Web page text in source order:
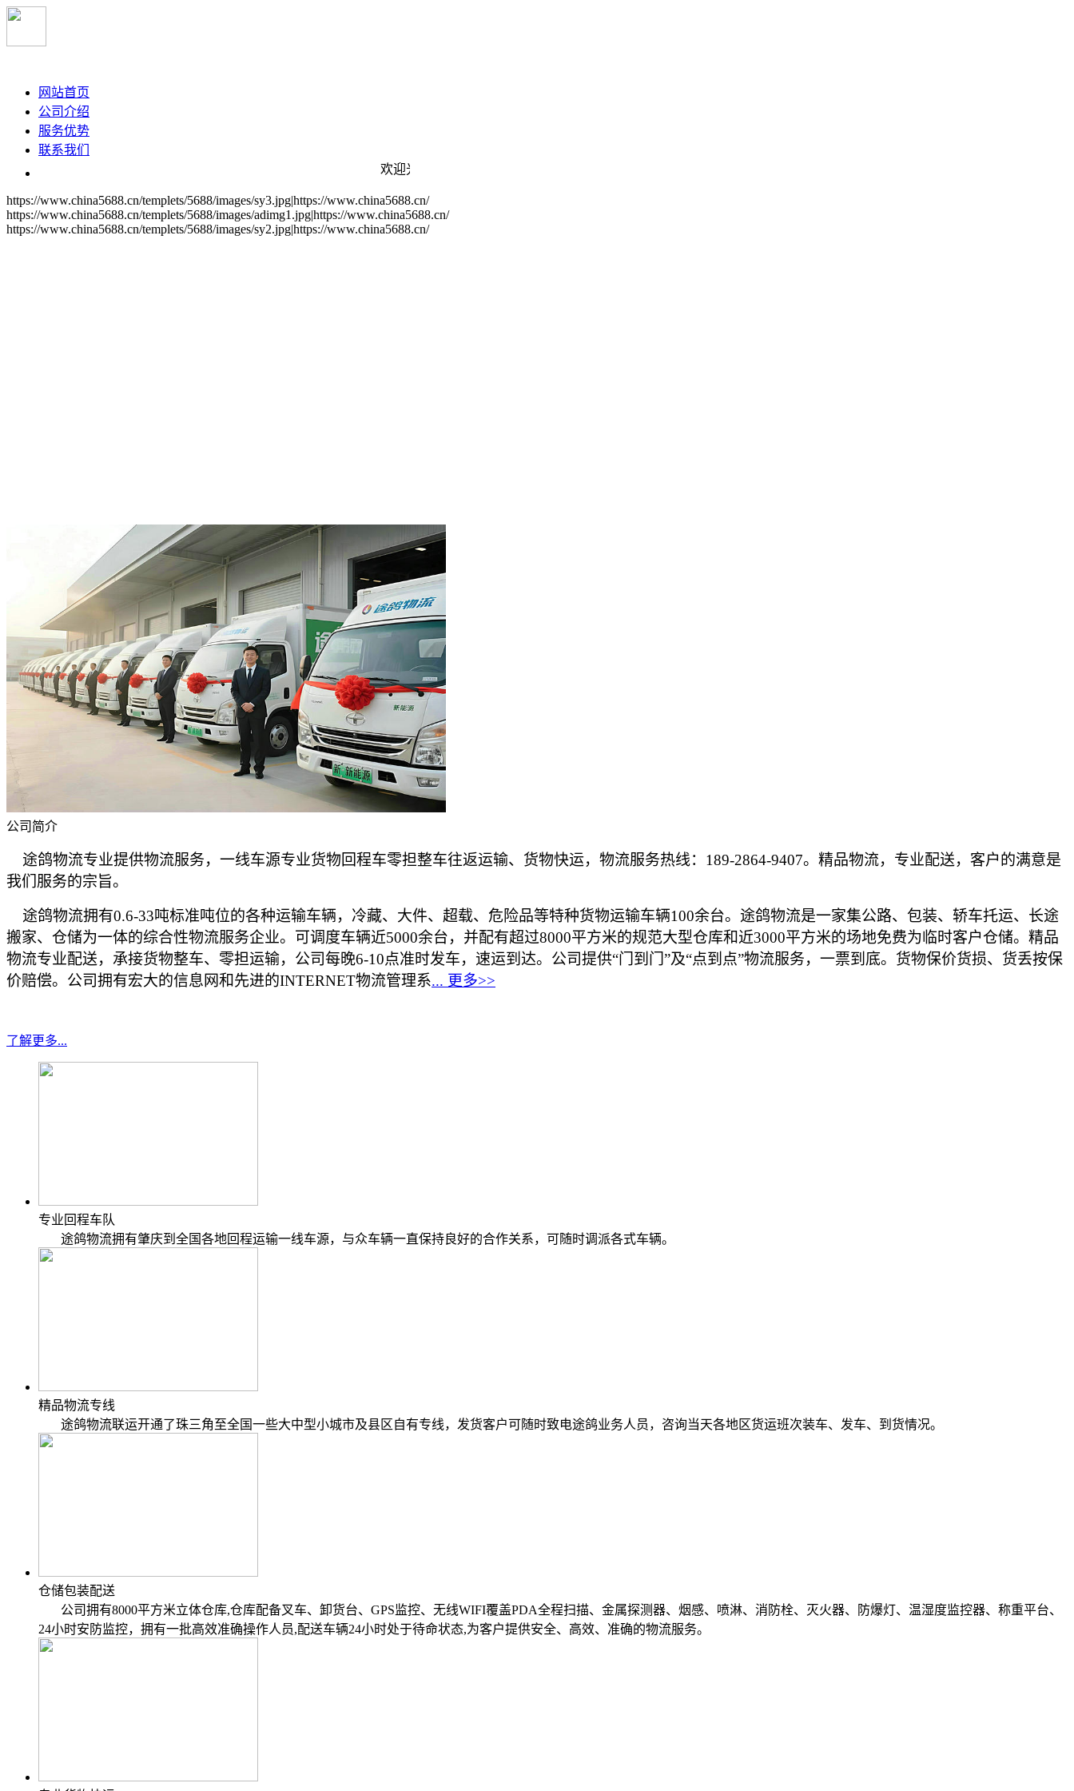
网站首页
公司介绍
服务优势
联系我们
欢迎光临！ 现在是:
https://www.china5688.cn/templets/5688/images/sy3.jpg|https://www.china5688.cn/
https://www.china5688.cn/templets/5688/images/adimg1.jpg|https://www.china5688.cn/
https://www.china5688.cn/templets/5688/images/sy2.jpg|https://www.china5688.cn/
公司简介
途鸽物流专业提供物流服务，一线车源专业货物回程车零担整车往返运输、货物快运，物流服务热线：189-2864-9407。精品物流，专业配送，客户的满意是
我们服务的宗旨。
途鸽物流拥有0.6-33吨标准吨位的各种运输车辆，冷藏、大件、超载、危险品等特种货物运输车辆100余台。途鸽物流是一家集公路、包装、轿车托运、长途
搬家、仓储为一体的综合性物流服务企业。可调度车辆近5000余台，并配有超过8000平方米的规范大型仓库和近3000平方米的场地免费为临时客户仓储。精品
物流专业配送，承接货物整车、零担运输，公司每晚6-10点准时发车，速运到达。公司提供“门到门”及“点到点”物流服务，一票到底。货物保价货损、货丢按保
价赔偿。公司拥有宏大的信息网和先进的INTERNET物流管理系... 更多>>
了解更多...
专业回程车队
途鸽物流拥有肇庆到全国各地回程运输一线车源，与众车辆一直保持良好的合作关系，可随时调派各式车辆。
精品物流专线
途鸽物流联运开通了珠三角至全国一些大中型小城市及县区自有专线，发货客户可随时致电途鸽业务人员，咨询当天各地区货运班次装车、发车、到货情况。
仓储包装配送
公司拥有8000平方米立体仓库,仓库配备叉车、卸货台、GPS监控、无线WIFI覆盖PDA全程扫描、金属探测器、烟感、喷淋、消防栓、灭火器、防爆灯、温湿度监控器、称重平台、
24小时安防监控，拥有一批高效准确操作人员,配送车辆24小时处于待命状态,为客户提供安全、高效、准确的物流服务。